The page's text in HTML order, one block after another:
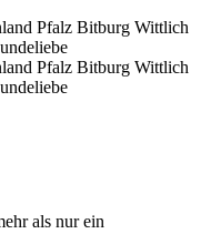
als nur ein